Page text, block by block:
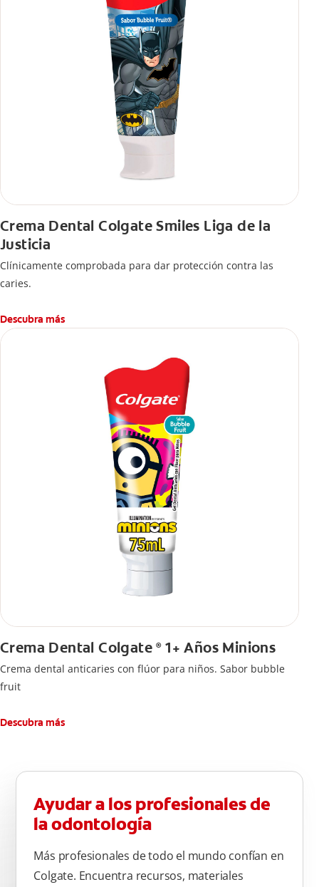
Crema Dental Colgate Smiles Liga de la
Justicia
Clínicamente comprobada para dar protección contra las
caries.
Descubra más
Crema Dental Colgate®1+ Años Minions
Crema dental anticaries con flúor para niños. Sabor bubble
fruit
Descubra más
Ayudar a los profesionales de
la odontología
Más profesionales de todo el mundo confían en
Colgate. Encuentra recursos, materiales